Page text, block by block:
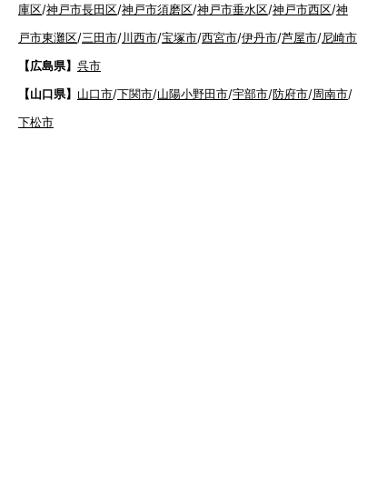
庫区/神戸市長田区/神戸市須磨区/神戸市垂水区/神戸市西区/神
戸市東灘区/三田市/川西市/宝塚市/西宮市/伊丹市/芦屋市/尼崎市
【広島県】 呉市
【山口県】 山口市/下関市/山陽小野田市/宇部市/防府市/周南市/
下松市